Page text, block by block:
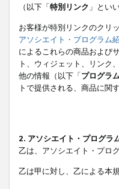
（以下「特別リンク 」とい
お客様が特別リンクのクリ
アソシエイト・プログラム
によるこれらの商品および
ト、ウィジェット、リンク
他の情報（以下「プログラ
トで提供される、商品に関
2. アソシエイト・プログラ
乙は、アソシエイト・プロ
乙は甲に対し、乙による本